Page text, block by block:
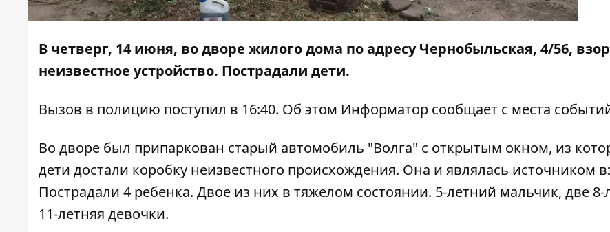
В четверг, 14 июня, во дворе жилого дома по адресу Чернобыльская, 4/56,
неизвестное устройство. Пострадали дети.
Вызов в полицию поступил в 16:40. Об этом Информатор сообщает с места
Во дворе был припаркован старый автомобиль "Волга" с открытым окном, из
дети достали коробку неизвестного происхождения. Она и являлась источником
Пострадали 4 ребенка. Двое из них в тяжелом состоянии. 5-летний мальчик, две 8-
11-летняя девочки.